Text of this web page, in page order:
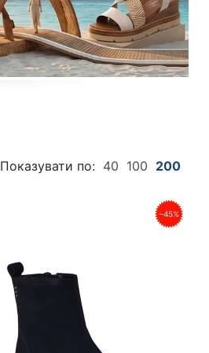
Показувати по: 40 100 200
–45%